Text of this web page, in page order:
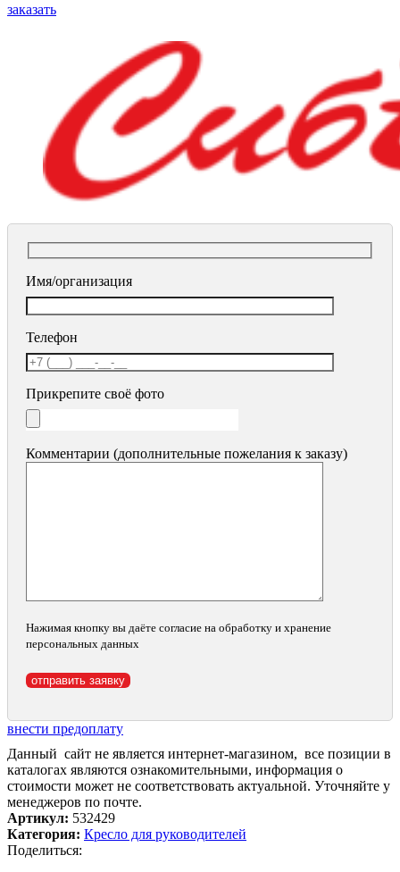
заказать
Имя/организация
Телефон
Прикрепите своё фото
Комментарии (дополнительные пожелания к заказу)
Нажимая кнопку вы даёте согласие на обработку и хранение
персональных данных
внести предоплату
Данный сайт не является интернет-магазином, все позиции в
каталогах являются ознакомительными, информация о
стоимости может не соответствовать актуальной. Уточняйте у
менеджеров по почте.
Артикул: 532429
Категория: Кресло для руководителей
Поделиться: